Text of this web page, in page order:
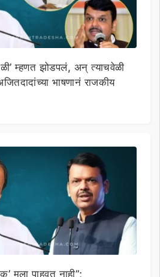
म्हणत झोडपलं, अन् त्याचवेळी
भाषणानं राजकीय
मला पाहवत नाही”;